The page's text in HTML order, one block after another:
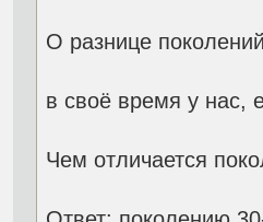
О разнице
в своё время у нас,
Чем отличается